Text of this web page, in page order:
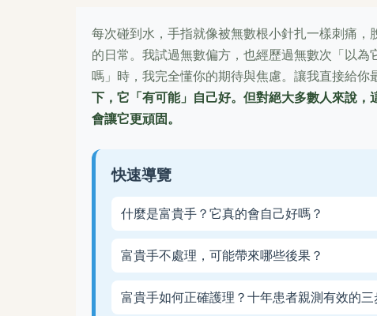
每次碰到水，手指就像被無數根小針扎一樣刺痛
的日常。我試過無數偏方，也經歷過無數次「以
嗎」時，我完全懂你的期待與焦慮。讓我直接給你
下，它「有可能」自己好。但對絕大多數人來說
會讓它更頑固。
快速導覽
什麼是富貴手？它真的會自己好嗎？
富貴手不處理，可能帶來哪些後果？
富貴手如何正確護理？十年患者親測有效的